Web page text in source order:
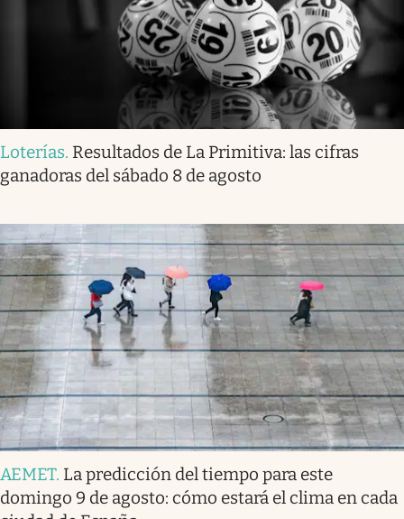
Loterías. Resultados de La Primitiva: las cifras
ganadoras del sábado 8 de agosto
AEMET. La predicción del tiempo para este
domingo 9 de agosto: cómo estará el clima en cada